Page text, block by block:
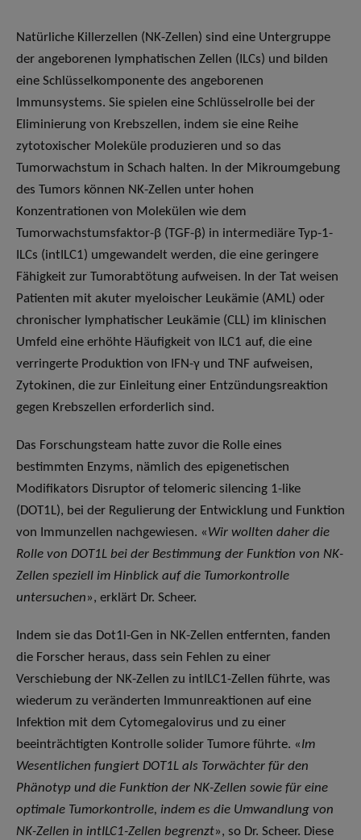
Natürliche Killerzellen (NK-Zellen) sind eine Untergruppe
der angeborenen lymphatischen Zellen (ILCs) und bilden
eine Schlüsselkomponente des angeborenen
Immunsystems. Sie spielen eine Schlüsselrolle bei der
Eliminierung von Krebszellen, indem sie eine Reihe
zytotoxischer Moleküle produzieren und so das
Tumorwachstum in Schach halten. In der Mikroumgebung
des Tumors können NK-Zellen unter hohen
Konzentrationen von Molekülen wie dem
Tumorwachstumsfaktor-β (TGF-β) in intermediäre Typ-1-
ILCs (intILC1) umgewandelt werden, die eine geringere
Fähigkeit zur Tumorabtötung aufweisen. In der Tat weisen
Patienten mit akuter myeloischer Leukämie (AML) oder
chronischer lymphatischer Leukämie (CLL) im klinischen
Umfeld eine erhöhte Häufigkeit von ILC1 auf, die eine
verringerte Produktion von IFN-γ und TNF aufweisen,
Zytokinen, die zur Einleitung einer Entzündungsreaktion
gegen Krebszellen erforderlich sind.
Das Forschungsteam hatte zuvor die Rolle eines
bestimmten Enzyms, nämlich des epigenetischen
Modifikators Disruptor of telomeric silencing 1-like
(DOT1L), bei der Regulierung der Entwicklung und Funktion
von Immunzellen nachgewiesen. «Wir wollten daher die
Rolle von DOT1L bei der Bestimmung der Funktion von NK-
Zellen speziell im Hinblick auf die Tumorkontrolle
untersuchen», erklärt Dr. Scheer.
Indem sie das Dot1l-Gen in NK-Zellen entfernten, fanden
die Forscher heraus, dass sein Fehlen zu einer
Verschiebung der NK-Zellen zu intILC1-Zellen führte, was
wiederum zu veränderten Immunreaktionen auf eine
Infektion mit dem Cytomegalovirus und zu einer
beeinträchtigten Kontrolle solider Tumore führte. «Im
Wesentlichen fungiert DOT1L als Torwächter für den
Phänotyp und die Funktion der NK-Zellen sowie für eine
optimale Tumorkontrolle, indem es die Umwandlung von
NK-Zellen in intILC1-Zellen begrenzt», so Dr. Scheer. Diese